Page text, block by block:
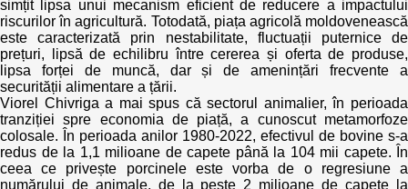
simțit lipsa unui mecanism eficient de reducere a impactului
riscurilor în agricultură. Totodată, piața agricolă moldovenească
este caracterizată prin nestabilitate, fluctuații puternice de
prețuri, lipsă de echilibru între cererea și oferta de produse,
lipsa forței de muncă, dar și de amenințări frecvente a
securității alimentare a țării.
Viorel Chivriga a mai spus că sectorul animalier, în perioada
tranziției spre economia de piață, a cunoscut metamorfoze
colosale. În perioada anilor 1980-2022, efectivul de bovine s-a
redus de la 1,1 milioane de capete până la 104 mii capete. În
ceea ce privește porcinele este vorba de o regresiune a
numărului de animale, de la peste 2 milioane de capete la